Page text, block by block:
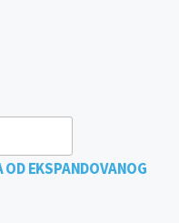
EKSPANDOVANOG